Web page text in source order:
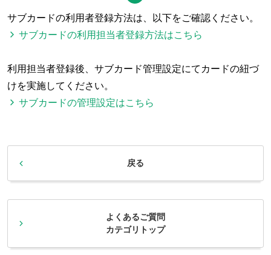
サブカードの利用者登録方法は、以下をご確認ください。
サブカードの利用担当者登録方法はこちら
利用担当者登録後、サブカード管理設定にてカードの紐づ
けを実施してください。
サブカードの管理設定はこちら
戻る
よくあるご質問
カテゴリトップ